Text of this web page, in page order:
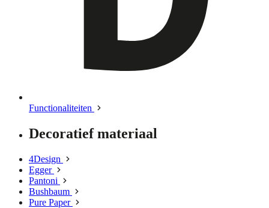
Functionaliteiten
Decoratief materiaal
4Design
Egger
Pantoni
Bushbaum
Pure Paper